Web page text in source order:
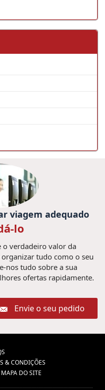
viagem adequado
lo
o verdadeiro valor da
tudo como o seu
nos tudo sobre a sua
ofertas rapidamente.
Envie o seu pedido
& CONDIÇÕES
MAPA DO SITE